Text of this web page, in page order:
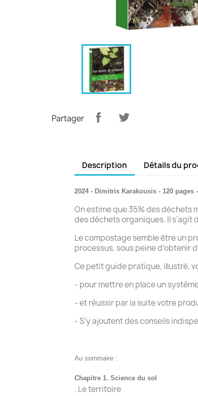
Partager
Description Détails du
2024 - Dimitris Karakousis - 120 pages
On estime que 35% des déchets
des déchets organiques. Il s'agit
Le compostage semble être un
processus, sous peine d’obtenir
Ce petit guide pratique, illustré,
- pour mettre en place un
- et réussir par la suite votre
- S’y ajoutent des conseils
Au sommaire :
Chapitre 1. Science du sol
. Le territoire